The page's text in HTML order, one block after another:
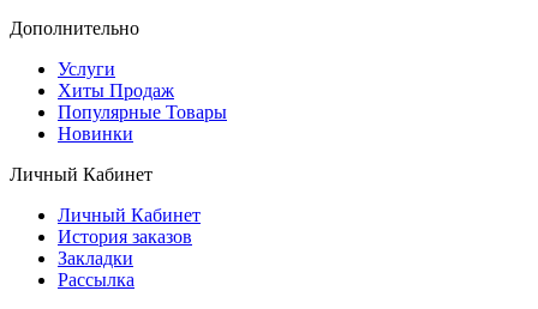
Дополнительно
Услуги
Хиты Продаж
Популярные Товары
Новинки
Личный Кабинет
Личный Кабинет
История заказов
Закладки
Рассылка